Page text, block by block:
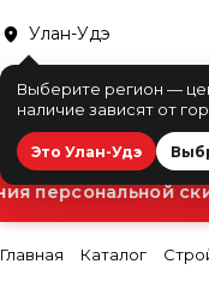
Улан-Удэ
Выберите регион —
наличие зависят от
Это Улан-Удэ
персональной
Главная Каталог